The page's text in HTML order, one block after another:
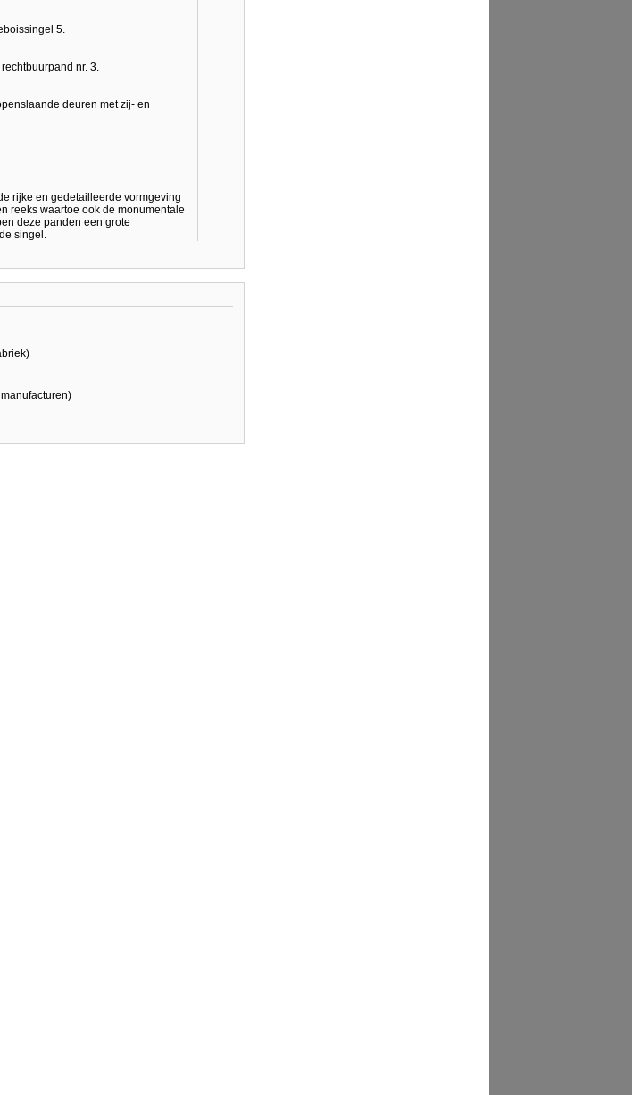
5.
nr. 3.
deuren met zij- en
rijke en gedetailleerde vormgeving
reeks waartoe ook de monumentale
deze panden een grote
singel.